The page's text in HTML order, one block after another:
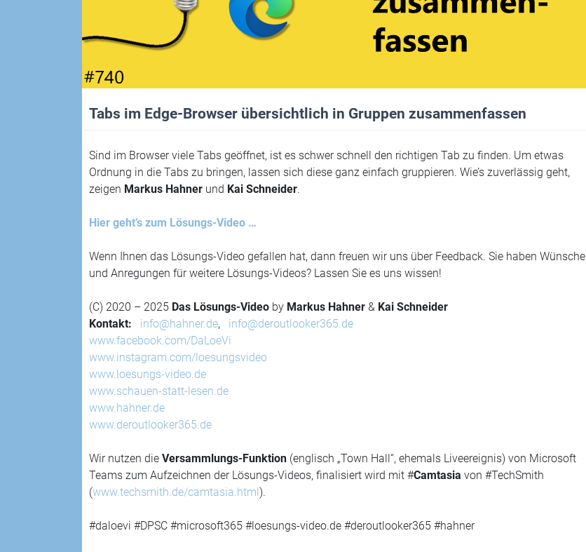
Tabs im Edge-Browser übersichtlich in Gruppen zusammenfassen
Sind im Browser viele Tabs geöffnet, ist es schwer schnell den richtigen Tab zu finden. Um etwas
Ordnung in die Tabs zu bringen, lassen sich diese ganz einfach gruppieren. Wie’s zuverlässig geht,
zeigen Markus Hahner und Kai Schneider.
Hier geht’s zum Lösungs-Video …
Wenn Ihnen das Lösungs-Video gefallen hat, dann freuen wir uns über Feedback. Sie haben Wünsche
und Anregungen für weitere Lösungs-Videos? Lassen Sie es uns wissen!
(C) 2020 – 2025 Das Lösungs-Video by Markus Hahner & Kai Schneider
Kontakt:
info@hahner.de, info@deroutlooker365.de
www.facebook.com/DaLoeVi
www.instagram.com/loesungsvideo
www.loesungs-video.de
www.schauen-statt-lesen.de
www.hahner.de
www.deroutlooker365.de
Wir nutzen die Versammlungs-Funktion (englisch „Town Hall“, ehemals Liveereignis) von Microsoft
Teams zum Aufzeichnen der Lösungs-Videos, finalisiert wird mit #Camtasia von #TechSmith
(www.techsmith.de/camtasia.html ).
#daloevi #DPSC #microsoft365 #loesungs-video.de #deroutlooker365 #hahner